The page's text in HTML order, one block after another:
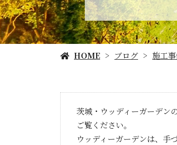
HOME ブログ 施工
茨城・ウッディーガーデン
ご覧ください。
ウッディーガーデンは、手